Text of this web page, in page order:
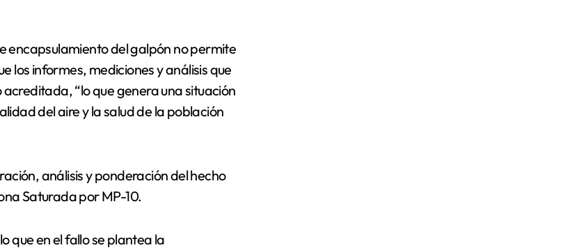
encapsulamiento del galpón no permite
los informes, mediciones y análisis que
“lo que genera una situación
del aire y la salud de la población
análisis y ponderación del hecho
Saturada por MP-10.
que en el fallo se plantea la